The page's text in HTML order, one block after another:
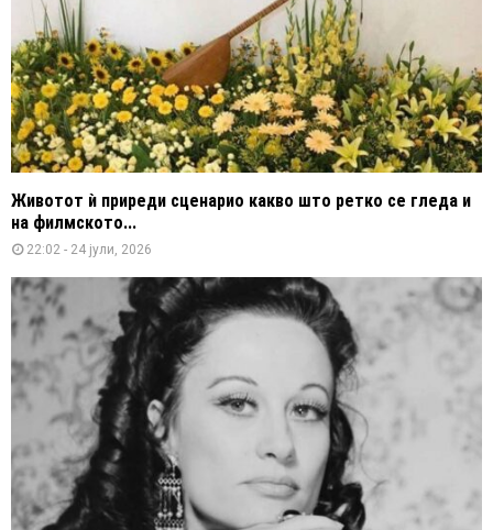
Животот ѝ приреди сценарио какво што ретко се гледа и
на филмското...
22:02 - 24 јули, 2026